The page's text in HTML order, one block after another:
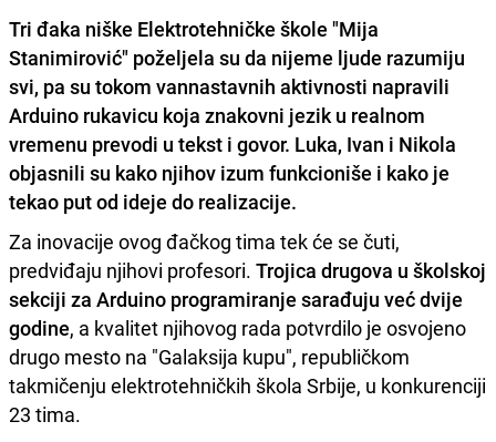
Tri đaka niške Elektrotehničke škole "Mija
Stanimirović" poželjela su da nijeme ljude razumiju
svi, pa su tokom vannastavnih aktivnosti napravili
Arduino rukavicu koja znakovni jezik u realnom
vremenu prevodi u tekst i govor. Luka, Ivan i Nikola
objasnili su kako njihov izum funkcioniše i kako je
tekao put od ideje do realizacije.
Za inovacije ovog đačkog tima tek će se čuti,
predviđaju njihovi profesori. Trojica drugova u školskoj
sekciji za Arduino programiranje sarađuju već dvije
godine, a kvalitet njihovog rada potvrdilo je osvojeno
drugo mesto na "Galaksija kupu", republičkom
takmičenju elektrotehničkih škola Srbije, u konkurenciji
23 tima.